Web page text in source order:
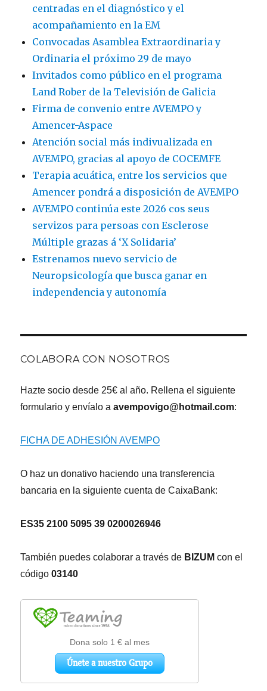
llega
fin
con
el
apoyo
de
1.560
centradas en el diagnóstico y el
acompañamiento en la EM
Convocadas Asamblea Extraordinaria y
Ordinaria el próximo 29 de mayo
Invitados como público en el programa
Land Rober de la Televisión de Galicia
Firma de convenio entre AVEMPO y
Amencer-Aspace
Atención social más indivualizada en
AVEMPO, gracias al apoyo de COCEMFE
Terapia acuática, entre los servicios que
Amencer pondrá a disposición de AVEMPO
AVEMPO continúa este 2026 cos seus
servizos para persoas con Esclerose
Múltiple grazas á ‘X Solidaria’
Estrenamos nuevo servicio de
Neuropsicología que busca ganar en
independencia y autonomía
COLABORA CON NOSOTROS
Hazte socio desde 25€ al año. Rellena el siguiente
formulario y envíalo aavempovigo@hotmail.com:
FICHA DE ADHESIÓN AVEMPO
O haz un donativo haciendo una transferencia
bancaria en la siguiente cuenta de CaixaBank:
ES35 2100 5095 39 0200026946
También puedes colaborar a través de BIZUM con el
código 03140